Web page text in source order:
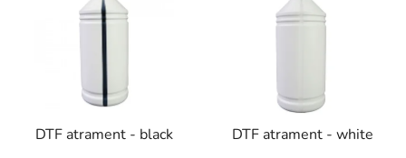
DTF atrament - black DTF atrament - white